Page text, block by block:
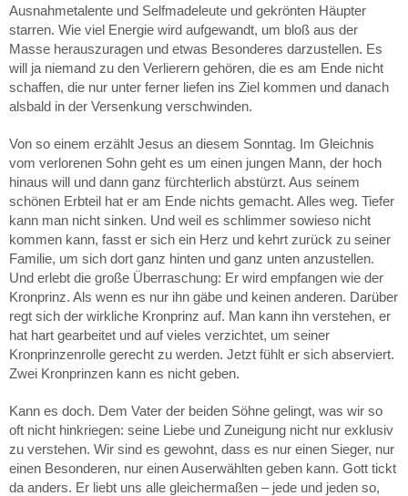
Ausnahmetalente und Selfmadeleute und gekrönten Häupter
starren. Wie viel Energie wird aufgewandt, um bloß aus der
Masse herauszuragen und etwas Besonderes darzustellen. Es
will ja niemand zu den Verlierern gehören, die es am Ende nicht
schaffen, die nur unter ferner liefen ins Ziel kommen und danach
alsbald in der Versenkung verschwinden.
Von so einem erzählt Jesus an diesem Sonntag. Im Gleichnis
vom verlorenen Sohn geht es um einen jungen Mann, der hoch
hinaus will und dann ganz fürchterlich abstürzt. Aus seinem
schönen Erbteil hat er am Ende nichts gemacht. Alles weg. Tiefer
kann man nicht sinken. Und weil es schlimmer sowieso nicht
kommen kann, fasst er sich ein Herz und kehrt zurück zu seiner
Familie, um sich dort ganz hinten und ganz unten anzustellen.
Und erlebt die große Überraschung: Er wird empfangen wie der
Kronprinz. Als wenn es nur ihn gäbe und keinen anderen. Darüber
regt sich der wirkliche Kronprinz auf. Man kann ihn verstehen, er
hat hart gearbeitet und auf vieles verzichtet, um seiner
Kronprinzenrolle gerecht zu werden. Jetzt fühlt er sich abserviert.
Zwei Kronprinzen kann es nicht geben.
Kann es doch. Dem Vater der beiden Söhne gelingt, was wir so
oft nicht hinkriegen: seine Liebe und Zuneigung nicht nur exklusiv
zu verstehen. Wir sind es gewohnt, dass es nur einen Sieger, nur
einen Besonderen, nur einen Auserwählten geben kann. Gott tickt
da anders. Er liebt uns alle gleichermaßen – jede und jeden so,